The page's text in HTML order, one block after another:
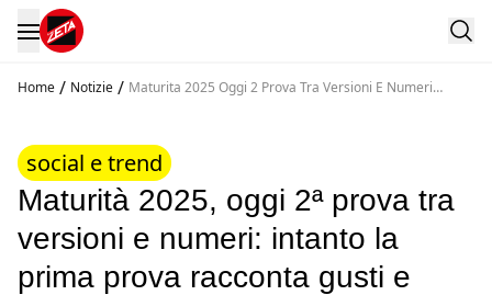
Home / Notizie / Maturita 2025 Oggi 2 Prova Tra Versioni E Numeri
social e trend
Maturità 2025, oggi 2ª prova tra
versioni e numeri: intanto la
prima prova racconta gusti e